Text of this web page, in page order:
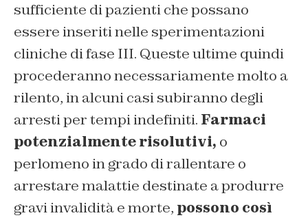
sufficiente di pazienti che possano
essere inseriti nelle sperimentazioni
cliniche di fase III. Queste ultime quindi
procederanno necessariamente molto a
rilento, in alcuni casi subiranno degli
arresti per tempi indefiniti. Farmaci
potenzialmente risolutivi, o
perlomeno in grado di rallentare o
arrestare malattie destinate a produrre
gravi invalidità e morte, possono così